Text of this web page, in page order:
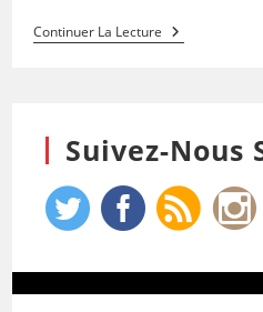
Continuer La Lecture
Suivez-Nous